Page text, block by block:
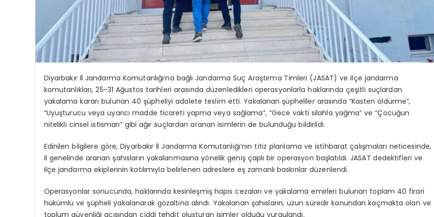
Diyarbakır İl Jandarma Komutanlığı’na bağlı Jandarma Suç Araştırma Timleri (JASAT) ve ilçe jandarma
komutanlıkları, 25-31 Ağustos tarihleri arasında düzenledikleri operasyonlarla haklarında çeşitli suçlardan
yakalama kararı bulunan 40 şüpheliyi adalete teslim etti. Yakalanan şüpheliler arasında “Kasten öldürme”,
“Uyuşturucu veya uyarıcı madde ticareti yapma veya sağlama”, “Gece vakti silahla yağma” ve “Çocuğun
nitelikli cinsel istismarı” gibi ağır suçlardan aranan isimlerin de bulunduğu bildirildi.
Edinilen bilgilere göre, Diyarbakır İl Jandarma Komutanlığı’nın titiz planlama ve istihbarat çalışmaları neticesinde,
il genelinde aranan şahısların yakalanmasına yönelik geniş çaplı bir operasyon başlatıldı. JASAT dedektifleri ve
ilçe jandarma ekiplerinin katılımıyla belirlenen adreslere eş zamanlı baskınlar düzenlendi.
Operasyonlar sonucunda, haklarında kesinleşmiş hapis cezaları ve yakalama emirleri bulunan toplam 40 firari
hükümlü ve şüpheli yakalanarak gözaltına alındı. Yakalanan şahısların, uzun süredir kanundan kaçmakta olan ve
toplum güvenliği açısından ciddi tehdit oluşturan isimler olduğu vurgulandı.